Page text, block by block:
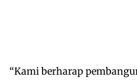
“Kami berharap